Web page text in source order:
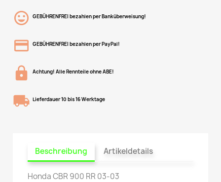
GEBÜHRENFREI bezahlen per Banküberweisung!
GEBÜHRENFREI bezahlen per PayPal!
Achtung! Alle Rennteile ohne ABE!
Lieferdauer 10 bis 16 Werktage
Beschreibung Artikeldetails
Honda CBR 900 RR 03-03